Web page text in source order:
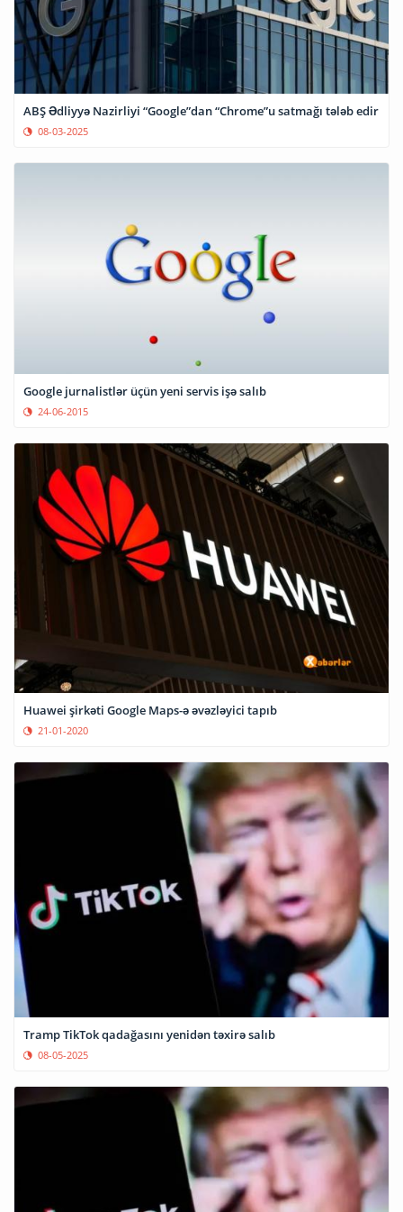
ABŞ Ədliyyə Nazirliyi “Google”dan “Chrome”u satmağı tələb edir
08-03-2025
Google jurnalistlər üçün yeni servis işə salıb
24-06-2015
Huawei şirkəti Google Maps-ə əvəzləyici tapıb
21-01-2020
Tramp TikTok qadağasını yenidən təxirə salıb
08-05-2025